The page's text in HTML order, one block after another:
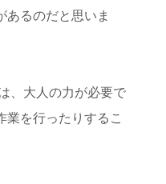
あるのだと思いま
、大人の力が必要で
業を行ったりするこ